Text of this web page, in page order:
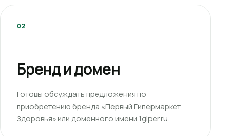
02
Бренд и домен
Готовы обсуждать предложения по
приобретению бренда «Первый Гипермаркет
Здоровья» или доменного имени 1giper.ru.